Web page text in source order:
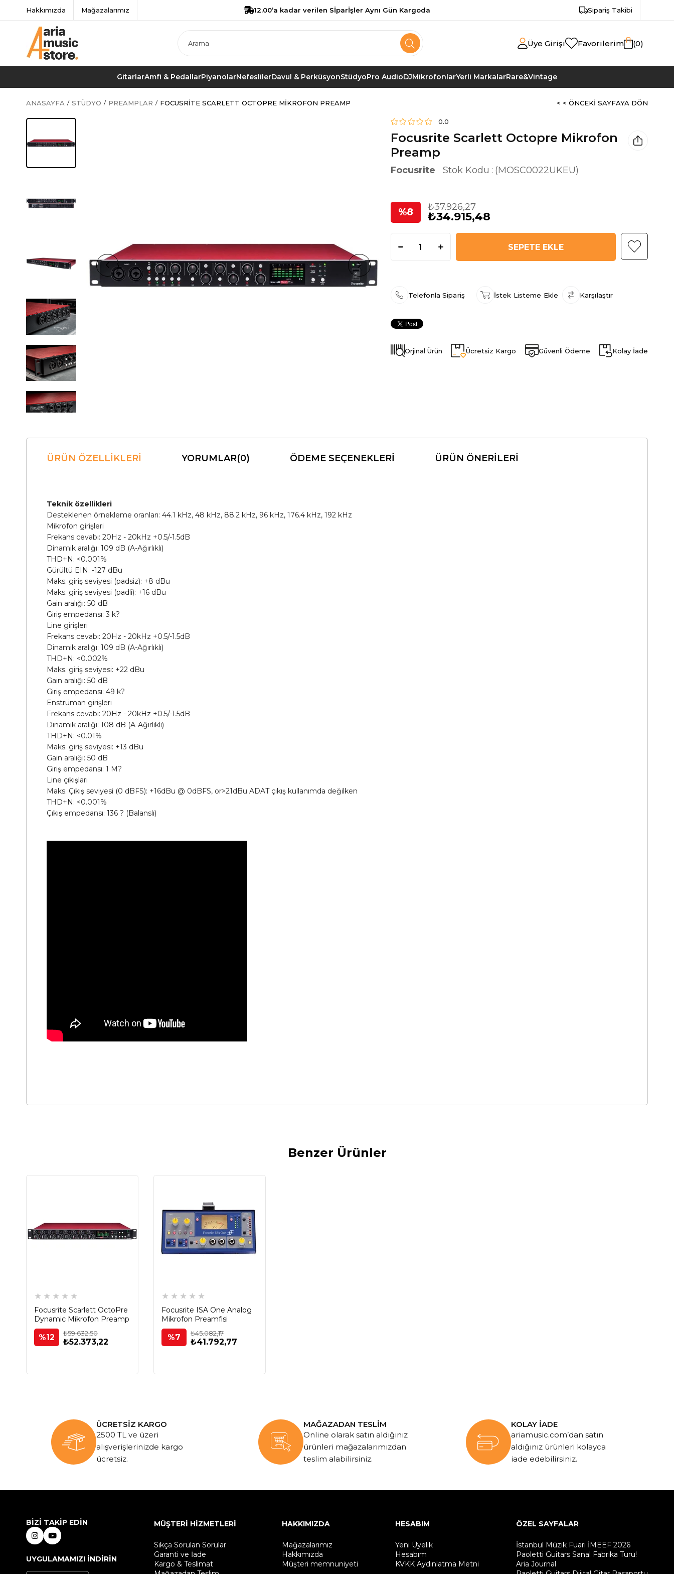
Hakkımızda Mağazalarımız 12.00’a kadar verilen Sİparİşler Aynı Gün Kargoda Sipariş Takibi
Üye Girişi Favorilerim 0
GitarlarAmfi & PedallarPiyanolarNefeslilerDavul & PerküsyonStüdyoPro AudioDJMikrofonlarYerli MarkalarRare&Vintage
ANASAYFA STÜDYO PREAMPLAR FOCUSRITE SCARLETT OCTOPRE MIKROFON PREAMP < < ÖNCEKI SAYFAYA DÖN
0.0
Focusrite Scarlett Octopre Mikrofon
Preamp
Focusrite Stok Kodu (MOSC0022UKEU)
8 ₺37.926,27
₺34.915,48
Telefonla Sipariş İstek Listeme Ekle Karşılaştır
Orjinal Ürün Ücretsiz Kargo Güvenli Ödeme Kolay İade
ÜRÜN ÖZELLIKLERI YORUMLAR(0) ÖDEME SEÇENEKLERI ÜRÜN ÖNERILERI
Teknik özellikleri
Desteklenen örnekleme oranları: 44.1 kHz, 48 kHz, 88.2 kHz, 96 kHz, 176.4 kHz, 192 kHz
Mikrofon girişleri
Frekans cevabı: 20Hz - 20kHz +0.5/-1.5dB
Dinamik aralığı: 109 dB (A-Ağırlıklı)
THD+N: <0.001%
Gürültü EIN: -127 dBu
Maks. giriş seviyesi (padsiz): +8 dBu
Maks. giriş seviyesi (padli): +16 dBu
Gain aralığı: 50 dB
Giriş empedansı: 3 k?
Line girişleri
Frekans cevabı: 20Hz - 20kHz +0.5/-1.5dB
Dinamik aralığı: 109 dB (A-Ağırlıklı)
THD+N: <0.002%
Maks. giriş seviyesi: +22 dBu
Gain aralığı: 50 dB
Giriş empedansı: 49 k?
Enstrüman girişleri
Frekans cevabı: 20Hz - 20kHz +0.5/-1.5dB
Dinamik aralığı: 108 dB (A-Ağırlıklı)
THD+N: <0.01%
Maks. giriş seviyesi: +13 dBu
Gain aralığı: 50 dB
Giriş empedansı: 1 M?
Line çıkışları
Maks. Çıkış seviyesi (0 dBFS): +16dBu @ 0dBFS, or>21dBu ADAT çıkış kullanımda değilken
THD+N: <0.001%
Çıkış empedansı: 136 ? (Balanslı)
Benzer Ürünler
★ ★ ★ ★ ★
Focusrite Scarlett OctoPre
Dynamic Mikrofon Preamp
%12 ₺52.373,22
₺59.632,50
★ ★ ★ ★ ★
Focusrite ISA One Analog
Mikrofon Preamfisi
%7 ₺41.792,77
₺45.082,17
ÜCRETSİZ KARGO
2500 TL ve üzeri
alışverişlerinizde kargo
ücretsiz.
MAĞAZADAN TESLİM
Online olarak satın aldığınız
ürünleri mağazalarımızdan
teslim alabilirsiniz.
KOLAY İADE
ariamusic.com’dan satın
aldığınız ürünleri kolayca
iade edebilirsiniz.
BİZİ TAKİP EDİN
UYGULAMAMIZI İNDİRİN
MÜŞTERİ HİZMETLERİ
Sıkça Sorulan Sorular
Garanti ve İade
Kargo & Teslimat
HAKKIMIZDA
Mağazalarımız
Hakkımızda
Müşteri memnuniyeti
HESABIM
Yeni Üyelik
Hesabım
KVKK Aydınlatma Metni
ÖZEL SAYFALAR
İstanbul Müzik Fuarı İMEEF 2026
Paoletti Guitars Sanal Fabrika Turu!
Aria Journal